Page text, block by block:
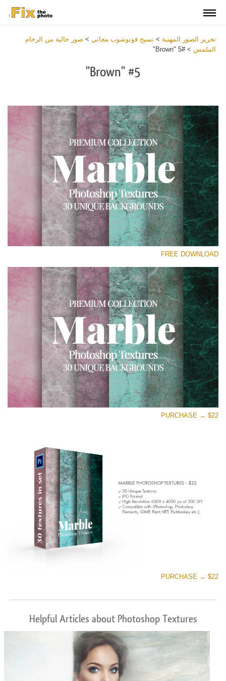
تحرير الصور المهنية > نسيج فوتوشوب مجاني > صور خالية من الرخام
الملمس >
#5 "Brown"
#5 "Brown"
رجاء اختر
Small 800*533px
Real Marble
(30 Textures)
Large 6000*4000px
Entire Collection
(1783 Overlays)
Large 6000*4000px
تنزيل مجاني
Download
Free
Overlay
FREE DOWNLOAD
PURCHASE → $22
PURCHASE → $22
Helpful Articles about Photoshop Textures